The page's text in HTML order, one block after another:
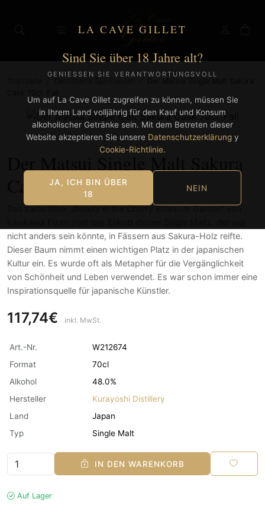
LA CAVE GILLET
Sind Sie über 18 Jahre alt?
GENIESSEN SIE VERANTWORTUNGSVOLL
Um auf La Cave Gillet zugreifen zu können, müssen Sie
in Ihrem Land volljährig für den Kauf und Konsum
alkoholischer Getränke sein. Mit dem Betreten dieser
Website akzeptieren Sie unsere Datenschutzerklärung y
Cookie-Richtlinie.
JA, ICH BIN ÜBER
18
NEIN
Cask 70cl. Fall
Das zarte Werk „Beauty in the Cherry Blossom Garden“ von
nicht anders sein könnte, in Fässern aus Sakura-Holz reifte.
Dieser Baum nimmt einen wichtigen Platz in der japanischen
Kultur ein. Es wurde oft als Metapher für die Vergänglichkeit
von Schönheit und Leben verwendet. Es war schon immer eine
Inspirationsquelle für japanische Künstler.
117,74€ inkl. MwSt.
Art.-Nr.
W212674
Format
70cl
Alkohol
48.0%
Hersteller
Kurayoshi Distillery
Land
Japan
Typ
Single Malt
IN DEN WARENKORB
Auf Lager